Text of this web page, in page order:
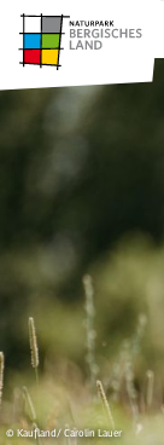
© Kaufland/ Carolin Lauer